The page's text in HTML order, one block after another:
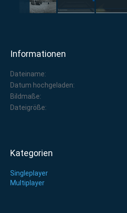
Informationen
Dateiname
Datum hochgeladen
Bildmaße
Dateigröße
Kategorien
Singleplayer
Multiplayer